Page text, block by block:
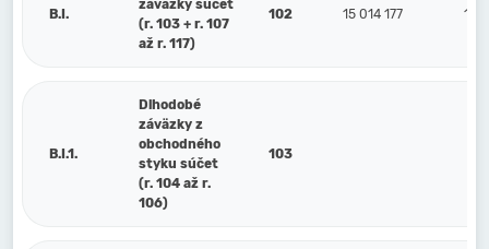
B.I.
záväzky súčet
(r. 103 + r. 107
až r. 117)
102 15 014 177 15
B.I.1.
Dlhodobé
záväzky z
obchodného
styku súčet
(r. 104 až r.
106)
103